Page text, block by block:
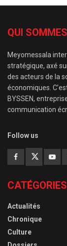
QUI
Meyomessala
stratégique, axé
des acteurs de la
économiques.
BYSSEN,
communication
Follow us
CATÉGORIES
Actualités
Chronique
Culture